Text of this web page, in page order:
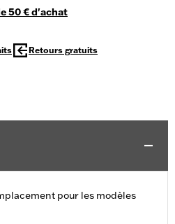
50 € d'achat
Retours gratuits
pour les modèles